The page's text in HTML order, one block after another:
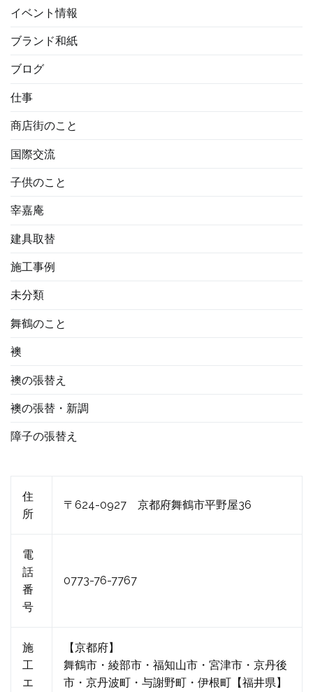
イベント情報
ブランド和紙
ブログ
仕事
商店街のこと
国際交流
子供のこと
宰嘉庵
建具取替
施工事例
未分類
舞鶴のこと
襖
襖の張替え
襖の張替・新調
障子の張替え
住
所
〒624-0927 京都府舞鶴市平野屋36
電
話
番
号
0773-76-7767
施
工
エ
【京都府】
舞鶴市・綾部市・福知山市・宮津市・京丹後
市・京丹波町・与謝野町・伊根町【福井県】